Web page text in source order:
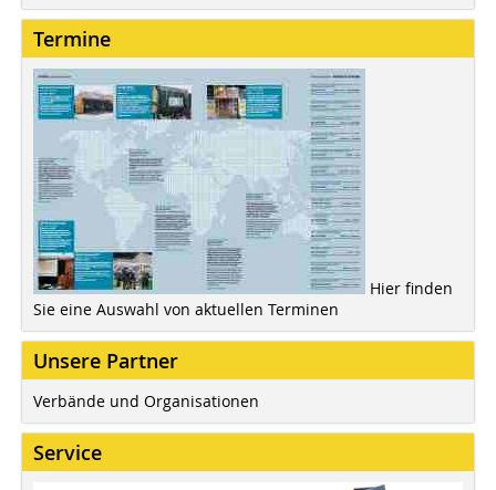
Termine
Hier finden
Sie eine Auswahl von aktuellen Terminen
Unsere Partner
Verbände und Organisationen
Service